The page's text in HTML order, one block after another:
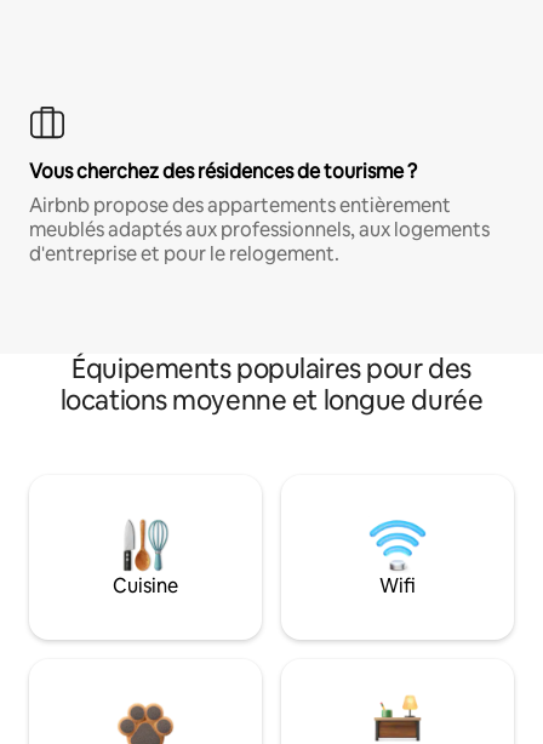
Vous cherchez des résidences de tourisme ?
Airbnb propose des appartements entièrement
meublés adaptés aux professionnels, aux logements
d'entreprise et pour le relogement.
Équipements populaires pour des
locations moyenne et longue durée
Cuisine Wifi